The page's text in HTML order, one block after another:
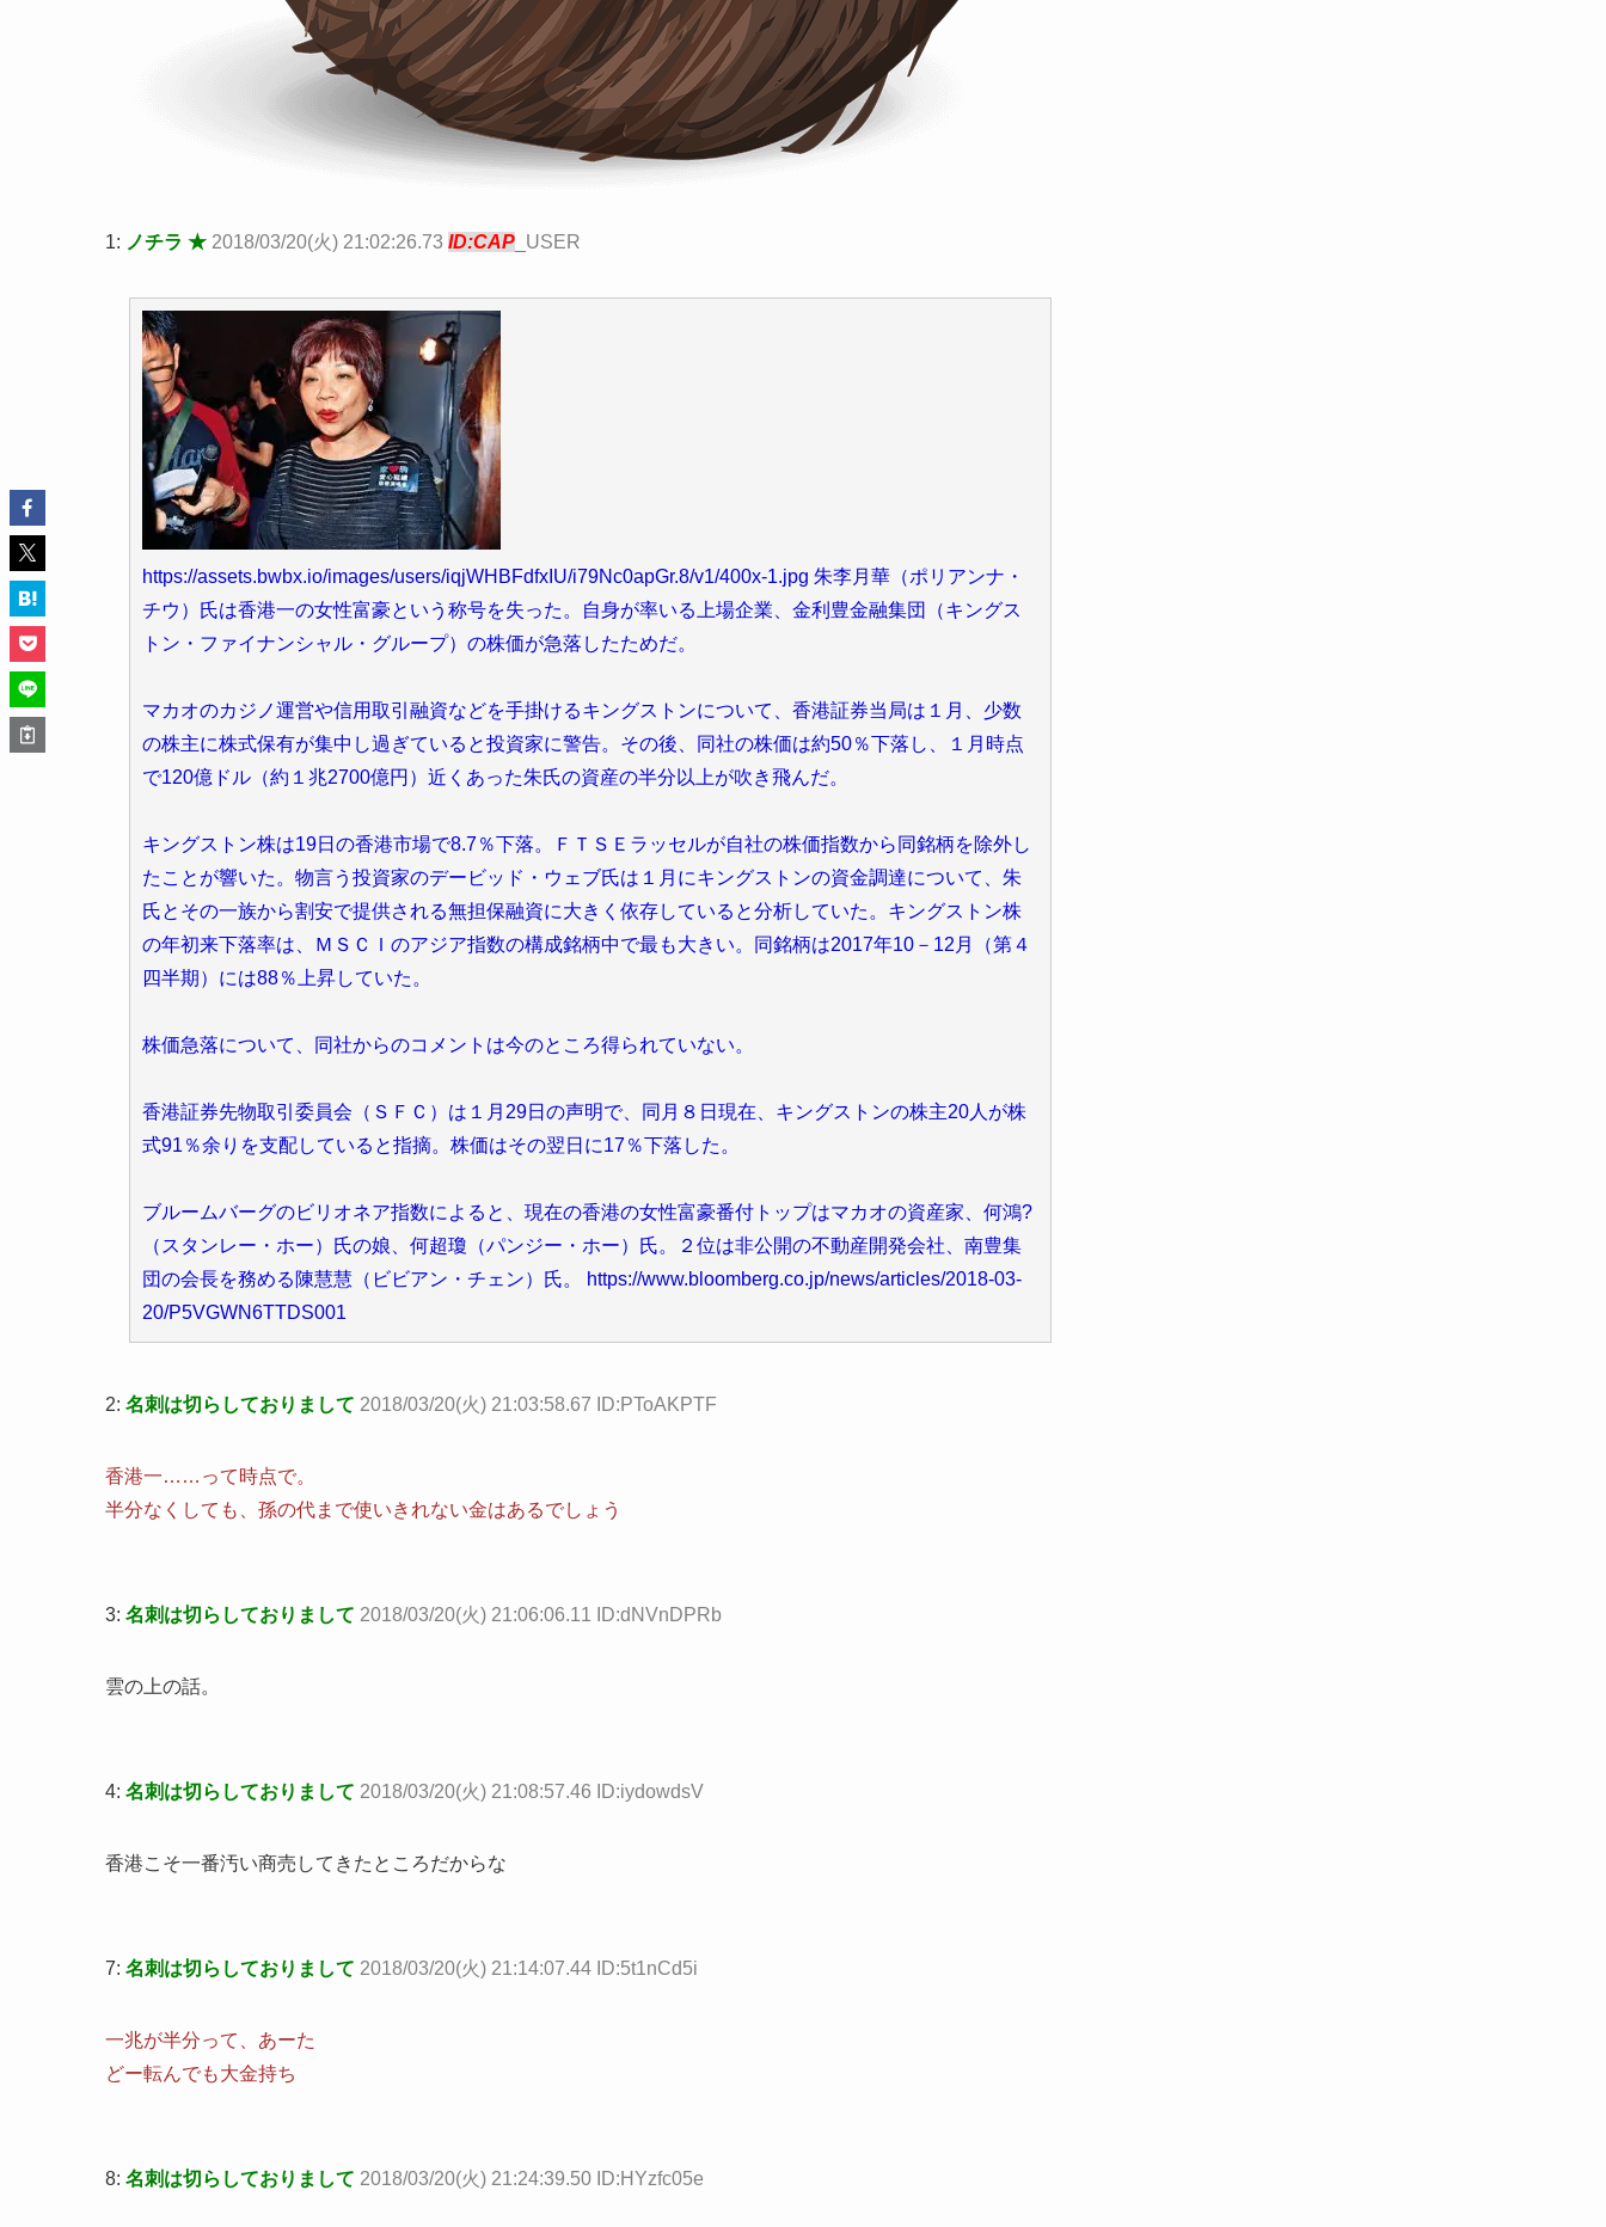
1: ノチラ ★ 2018/03/20(火) 21:02:26.73 ID:CAP _USER
https://assets.bwbx.io/images/users/iqjWHBFdfxIU/i79Nc0apGr.8/v1/400x-1.jpg 朱李月華（ポリアンナ・
チウ）氏は香港一の女性富豪という称号を失った。自身が率いる上場企業、金利豊金融集団（キングス
トン・ファイナンシャル・グループ）の株価が急落したためだ。
マカオのカジノ運営や信用取引融資などを手掛けるキングストンについて、香港証券当局は１月、少数
の株主に株式保有が集中し過ぎていると投資家に警告。その後、同社の株価は約50％下落し、１月時点
で120億ドル（約１兆2700億円）近くあった朱氏の資産の半分以上が吹き飛んだ。
キングストン株は19日の香港市場で8.7％下落。ＦＴＳＥラッセルが自社の株価指数から同銘柄を除外し
たことが響いた。物言う投資家のデービッド・ウェブ氏は１月にキングストンの資金調達について、朱
氏とその一族から割安で提供される無担保融資に大きく依存していると分析していた。キングストン株
の年初来下落率は、ＭＳＣＩのアジア指数の構成銘柄中で最も大きい。同銘柄は2017年10－12月（第４
四半期）には88％上昇していた。
株価急落について、同社からのコメントは今のところ得られていない。
香港証券先物取引委員会（ＳＦＣ）は１月29日の声明で、同月８日現在、キングストンの株主20人が株
式91％余りを支配していると指摘。株価はその翌日に17％下落した。
ブルームバーグのビリオネア指数によると、現在の香港の女性富豪番付トップはマカオの資産家、何鴻?
（スタンレー・ホー）氏の娘、何超瓊（パンジー・ホー）氏。２位は非公開の不動産開発会社、南豊集
団の会長を務める陳慧慧（ビビアン・チェン）氏。 https://www.bloomberg.co.jp/news/articles/2018-03-
20/P5VGWN6TTDS001
2: 名刺は切らしておりまして 2018/03/20(火) 21:03:58.67 ID:PToAKPTF
香港一……って時点で。
半分なくしても、孫の代まで使いきれない金はあるでしょう
3: 名刺は切らしておりまして 2018/03/20(火) 21:06:06.11 ID:dNVnDPRb
雲の上の話。
4: 名刺は切らしておりまして 2018/03/20(火) 21:08:57.46 ID:iydowdsV
香港こそ一番汚い商売してきたところだからな
7: 名刺は切らしておりまして 2018/03/20(火) 21:14:07.44 ID:5t1nCd5i
一兆が半分って、あーた
どー転んでも大金持ち
8: 名刺は切らしておりまして 2018/03/20(火) 21:24:39.50 ID:HYzfc05e